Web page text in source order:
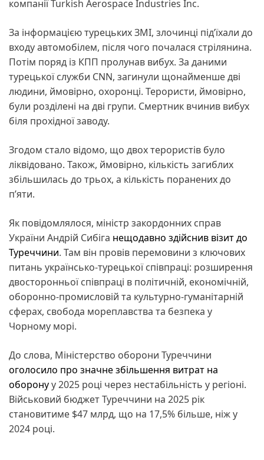
компанії Turkish Aerospace Industries Inc.
За інформацією турецьких ЗМІ, злочинці під’їхали до
входу автомобілем, після чого почалася стрілянина.
Потім поряд із КПП пролунав вибух. За даними
турецької служби CNN, загинули щонайменше дві
людини, ймовірно, охоронці. Терористи, ймовірно,
були розділені на дві групи. Смертник вчинив вибух
біля прохідної заводу.
Згодом стало відомо, що двох терористів було
ліквідовано. Також, ймовірно, кількість загиблих
збільшилась до трьох, а кількість поранених до
пʼяти.
Як повідомлялося, міністр закордонних справ
України Андрій Сибіга нещодавно здійснив візит до
Туреччини. Там він провів перемовини з ключових
питань українсько-турецької співпраці: розширення
двосторонньої співпраці в політичній, економічній,
оборонно-промисловій та культурно-гуманітарній
сферах, свобода мореплавства та безпека у
Чорному морі.
До слова, Міністерство оборони Туреччини
оголосило про значне збільшення витрат на
оборонуу 2025 році через нестабільність у регіоні.
Військовий бюджет Туреччини на 2025 рік
становитиме $47 млрд, що на 17,5% більше, ніж у
2024 році.